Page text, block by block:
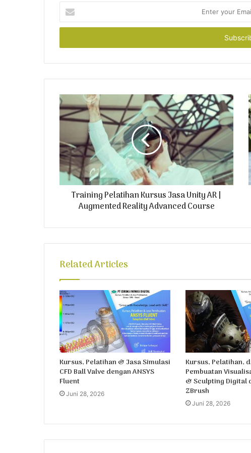
t
r
u
E
m
a
l
a
d
r
Training Pelatihan Kursus Jasa Unity AR |
Augmented Reality Advanced Course
Related Articles
Kursus, Pelatihan & Jasa Simulasi
CFD Ball Valve dengan ANSYS
Fluent
Juni 28, 2026
Kursus, Pelatihan,
Pembuatan
& Sculpting Digital
ZBrush
Juni 28, 2026